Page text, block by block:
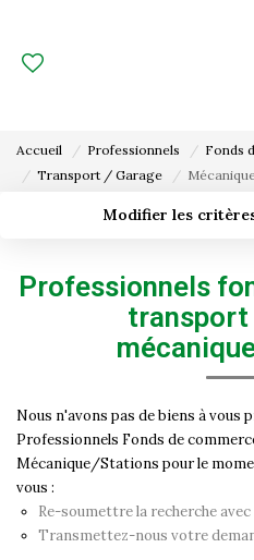
Gestion
Gestion De
NOUS
Nos
Nos
Accueil Professionnels
Fonds
Transport / Garage
Modifier les
Type de bien
Créer une alerte
Professionnels
transport
Nous n'avons pas de biens à vous
Professionnels Fonds de
Mécanique/Stations pour le
vous :
Re-soumettre la recherche
Transmettez-nous votre